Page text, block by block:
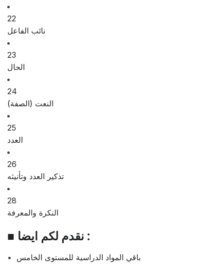
22
نائب الفاعل
23
الحال
24
النعت (الصفة)
25
العدد
26
تذكير العدد وتأنيثه
28
النكرة والمعرفة
■ نقدم لكم ايضا :
باقي المواد الدراسية للمستوى الخامس